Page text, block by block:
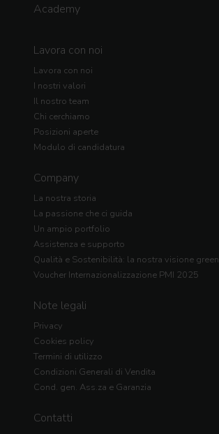
Academy
Lavora con noi
Lavora con noi
I nostri valori
Il nostro team
Chi cerchiamo
Posizioni aperte
Modulo di candidatura
Company
La nostra storia
La passione che ci guida
Un ampio portfolio
Assistenza e supporto
Qualità e Sostenibilità: la nostra visione green
Voucher Internazionalizzazione PMI 2025
Note legali
Privacy
Cookies policy
Termini di utilizzo
Condizioni Generali di Vendita
Cond. gen. Ass.za e Garanzia
Contatti